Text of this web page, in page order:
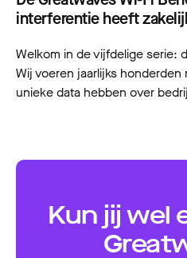
interferentie heeft
Welkom in de vijfdelige serie:
Wij voeren jaarlijks
unieke data hebben over
Kun jij wel